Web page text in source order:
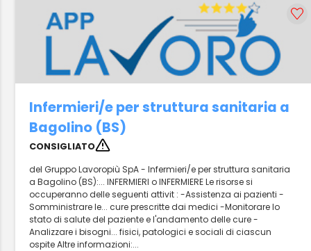
Infermieri/e per struttura sanitaria a
Bagolino (BS)
CONSIGLIATO
del Gruppo Lavoropiù SpA - Infermieri/e per struttura sanitaria
a Bagolino (BS):... INFERMIERI o INFERMIERE Le risorse si
occuperanno delle seguenti attivit : -Assistenza ai pazienti -
Somministrare le... cure prescritte dai medici -Monitorare lo
stato di salute del paziente e l'andamento delle cure -
Analizzare i bisogni... fisici, patologici e sociali di ciascun
ospite Altre informazioni:...